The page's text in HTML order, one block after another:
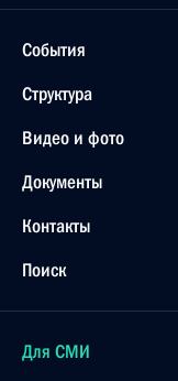
События
Структура
Видео и фото
Документы
Контакты
Поиск
Для СМИ